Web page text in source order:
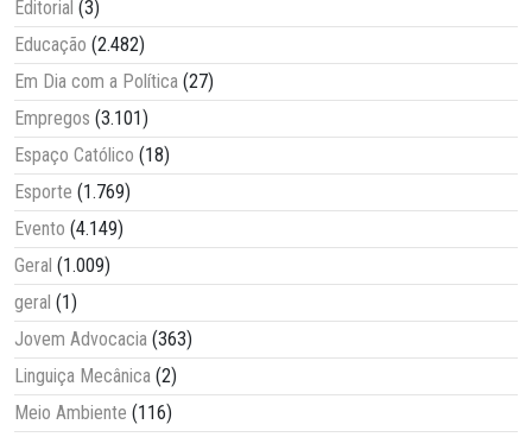
Editorial (3)
Educação (2.482)
Em Dia com a Política (27)
Empregos (3.101)
Espaço Católico (18)
Esporte (1.769)
Evento (4.149)
Geral (1.009)
geral (1)
Jovem Advocacia (363)
Linguiça Mecânica (2)
Meio Ambiente (116)